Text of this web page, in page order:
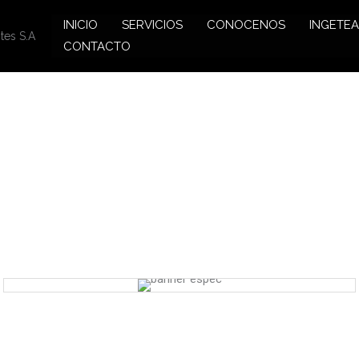
S.A
INICIO SERVICIOS CONOCENOS
CONTACTO